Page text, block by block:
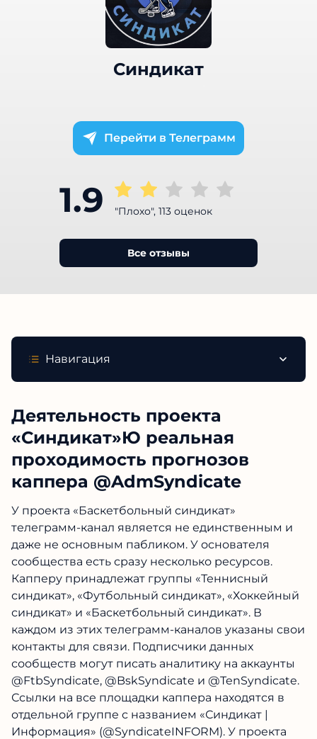
Синдикат
Телеграмм
1.9 "Плохо", 113 оценок
Все отзывы
Навигация
Деятельность проекта
«Синдикат»Ю реальная
проходимость прогнозов
каппера @AdmSyndicate
У проекта «Баскетбольный синдикат»
телеграмм-канал является не единственным и
даже не основным пабликом. У основателя
сообщества есть сразу несколько ресурсов.
Капперу принадлежат группы «Теннисный
синдикат», «Футбольный синдикат», «Хоккейный
синдикат» и «Баскетбольный синдикат». В
каждом из этих телеграмм-каналов указаны свои
контакты для связи. Подписчики данных
сообществ могут писать аналитику на аккаунты
@FtbSyndicate, @BskSyndicate и @TenSyndicate.
Ссылки на все площадки каппера находятся в
отдельной группе с названием «Синдикат |
Информация» (@SyndicateINFORM). У проекта